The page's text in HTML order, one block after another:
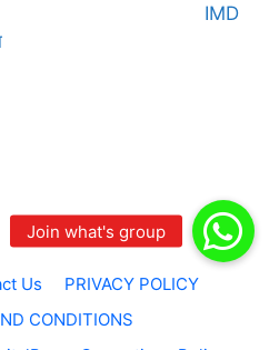
IMD
Us
PRIVACY POLICY
CONDITIONS